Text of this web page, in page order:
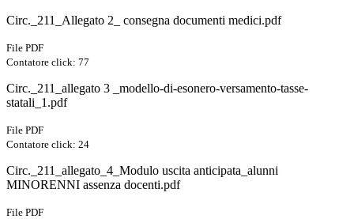
Circ._211_Allegato 2_ consegna documenti medici.pdf
File PDF
Contatore click: 77
Circ._211_allegato 3 _modello-di-esonero-versamento-tasse-
statali_1.pdf
File PDF
Contatore click: 24
Circ._211_allegato_4_Modulo uscita anticipata_alunni
MINORENNI assenza docenti.pdf
File PDF